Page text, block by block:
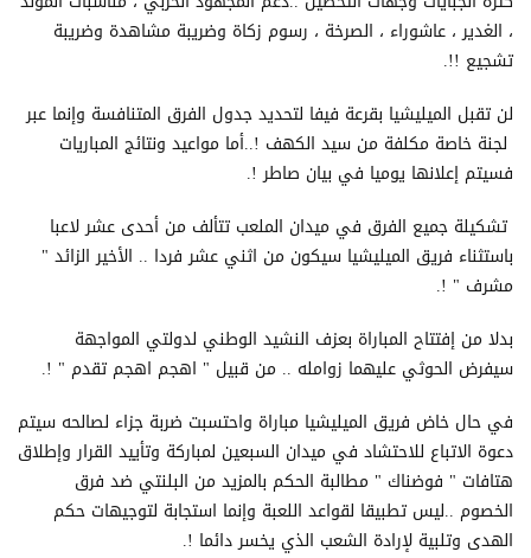
، الغدير ، عاشوراء ، الصرخة ، رسوم زكاة وضريبة مشاهدة وضريبة
تشجيع !!.
لن تقبل الميليشيا بقرعة فيفا لتحديد جدول الفرق المتنافسة وإنما عبر
لجنة خاصة مكلفة من سيد الكهف !..أما مواعيد ونتائج المباريات
فسيتم إعلانها يوميا في بيان صاطر !.
تشكيلة جميع الفرق في ميدان الملعب تتألف من أحدى عشر لاعبا
باستثناء فريق الميليشيا سيكون من اثني عشر فردا .. الأخير الزائد "
مشرف " !.
بدلا من إفتتاح المباراة بعزف النشيد الوطني لدولتي المواجهة
سيفرض الحوثي عليهما زوامله .. من قبيل " اهجم اهجم تقدم " !.
في حال خاض فريق الميليشيا مباراة واحتسبت ضربة جزاء لصالحه سيتم
دعوة الاتباع للاحتشاد في ميدان السبعين لمباركة وتأييد القرار وإطلاق
هتافات " فوضناك " مطالبة الحكم بالمزيد من البلنتي ضد فرق
الخصوم ..ليس تطبيقا لقواعد اللعبة وإنما استجابة لتوجيهات حكم
الهدى وتلبية لإرادة الشعب الذي يخسر دائما !.